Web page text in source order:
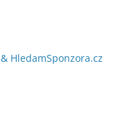
HledamSponzora.cz